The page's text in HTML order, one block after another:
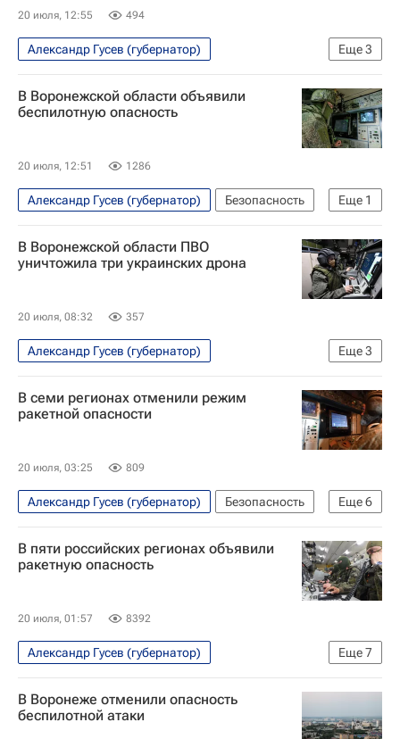
Дмитрий Миляев
20 июля, 12:55 494
Еще3
Александр Гусев (губернатор)
Лискинский район
Воронежская область
Безопасность
В Воронежской области объявили
беспилотную опасность
20 июля, 12:51 1286
Еще 1
Александр Гусев (губернатор)
Безопасность
Воронежская область
В Воронежской области ПВО
уничтожила три украинских дрона
20 июля, 08:32 357
Еще3
Александр Гусев (губернатор)
Специальная военная операция на Украине
Безопасность
Воронежская область
В семи регионах отменили режим
ракетной опасности
20 июля, 03:25 809
Еще6
Александр Гусев (губернатор)
Безопасность
Тамбовская область
Воронежская область
Калужская область
Владислав Шапша
В пяти российских регионах объявили
ракетную опасность
20 июля, 01:57 8392
Еще7
Александр Гусев (губернатор)
Специальная военная операция на Украине
Безопасность
Тульская область
В Воронеже отменили опасность
беспилотной атаки